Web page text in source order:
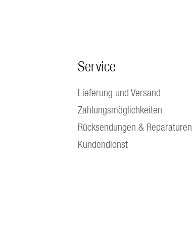
Service
Lieferung und Versand
Zahlungsmöglichkeiten
Rücksendungen & Reparaturen
Kundendienst